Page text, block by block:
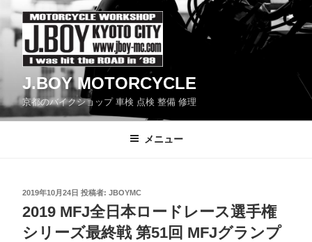
ン
へ
J.BOY MOTORCYCLE
京都のバイクショップ 車検 点検 整備 修理
メニュー
投
稿
日:
2019年10月24日 投稿者: JBOYMC
2019 MFJ全日本ロードレース選手権
シリーズ最終戦 第51回 MFJグランプ